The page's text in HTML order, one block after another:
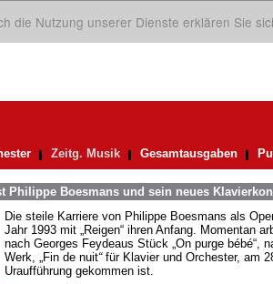
die Nutzung unserer Dienste erklären Sie
Zeitg. Musik Gesamtausgaben
Philippe Boesmans und sein neues
Die steile Karriere von Philippe Boesmans als
Jahr 1993 mit „Reigen“ ihren Anfang. Momentan
nach Georges Feydeaus Stück „On purge bébé“,
Werk, „Fin de nuit“ für Klavier und Orchester, am
Uraufführung gekommen ist.